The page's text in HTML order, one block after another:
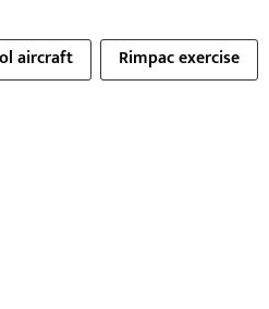
aircraft Rimpac exercise